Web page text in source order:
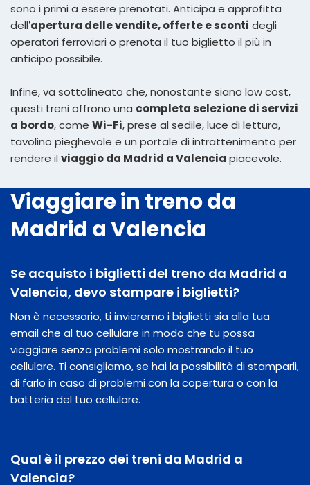
sono i primi a essere prenotati. Anticipa e approfitta
dell’apertura delle vendite, offerte e sconti degli
operatori ferroviari o prenota il tuo biglietto il più in
anticipo possibile.
Infine, va sottolineato che, nonostante siano low cost,
questi treni offrono una completa selezione di servizi
a bordo, come Wi-Fi, prese al sedile, luce di lettura,
tavolino pieghevole e un portale di intrattenimento per
rendere il viaggio da Madrid a Valencia piacevole.
Viaggiare in treno da
Madrid a Valencia
Se acquisto i biglietti del treno da Madrid a
Valencia, devo stampare i biglietti?
Non è necessario, ti invieremo i biglietti sia alla tua
email che al tuo cellulare in modo che tu possa
viaggiare senza problemi solo mostrando il tuo
cellulare. Ti consigliamo, se hai la possibilità di stamparli,
di farlo in caso di problemi con la copertura o con la
batteria del tuo cellulare.
Qual è il prezzo dei treni da Madrid a
Valencia?